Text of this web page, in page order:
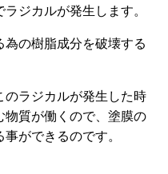
ジカルが発生します。
の樹脂成分を破壊する
ラジカルが発生した時
物質が働くので、塗膜の
ができるのです。